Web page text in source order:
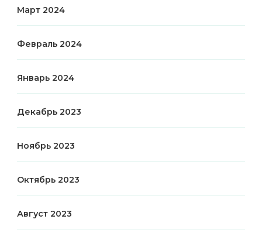
Март 2024
Февраль 2024
Январь 2024
Декабрь 2023
Ноябрь 2023
Октябрь 2023
Август 2023